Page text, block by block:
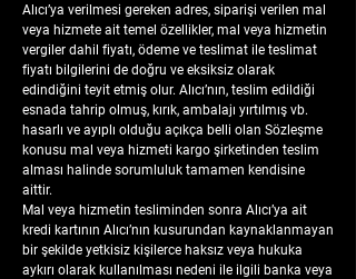
Alıcı’ya verilmesi gereken adres, siparişi verilen mal
veya hizmete ait temel özellikler, mal veya hizmetin
vergiler dahil fiyatı, ödeme ve teslimat ile teslimat
fiyatı bilgilerini de doğru ve eksiksiz olarak
edindiğini teyit etmiş olur. Alıcı’nın, teslim edildiği
esnada tahrip olmuş, kırık, ambalajı yırtılmış vb.
hasarlı ve ayıplı olduğu açıkça belli olan Sözleşme
konusu mal veya hizmeti kargo şirketinden teslim
alması halinde sorumluluk tamamen kendisine
aittir.
Mal veya hizmetin tesliminden sonra Alıcı’ya ait
kredi kartının Alıcı’nın kusurundan kaynaklanmayan
bir şekilde yetkisiz kişilerce haksız veya hukuka
aykırı olarak kullanılması nedeni ile ilgili banka veya